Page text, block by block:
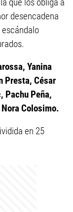
desencadena
Yanina
Presta, César
Pachu Peña,
Nora Colosimo.
en 25